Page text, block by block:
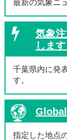
最新の気象ニ
気象
します
千葉県内に発
す。
指定した地点